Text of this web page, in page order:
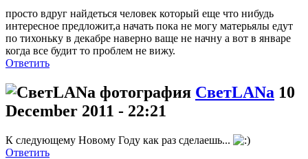
просто вдруг найдеться человек который еще что нибудь
интересное предложит,а начать пока не могу матерьялы едут
по тихоньку в декабре наверно ваще не начну а вот в январе
когда все будит то проблем не вижу.
Ответить
СветLANa 10
December 2011 - 22:21
К следующему Новому Году как раз сделаешь...
Ответить